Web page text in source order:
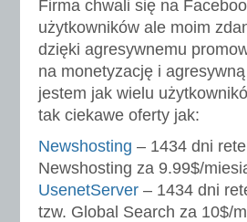
Firma chwali się na
użytkowników ale moim
dzięki agresywnemu
na monetyzację i
jestem jak wielu
tak ciekawe oferty jak:
Newshosting – 1434 dni
Newshosting za 9.99$/
UsenetServer – 1434 dni
tzw. Global Search za 10$/